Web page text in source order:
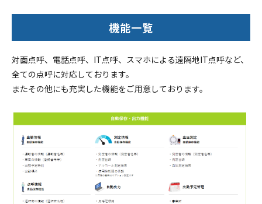
機能一覧
対面点呼、電話点呼、IT点呼、スマホによる遠隔地IT点呼など、
全ての点呼に対応しております。
またその他にも充実した機能をご用意しております。